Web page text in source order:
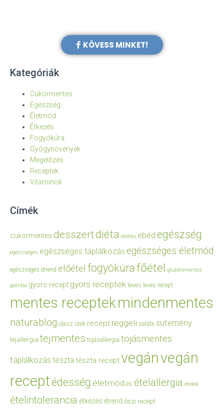
KÖVESS MINKET!
Kategóriák
Cukormentes
Egészség
Életmód
Étkezés
Fogyókúra
Gyógynövények
Megelőzés
Receptek
Vitaminok
Címék
cukormentes desszertdiéta diétás ebéd egészség
egészséges egészséges táplálkozás egészséges életmód
egészséges étrend előétel fogyókúrafőétel gluténmentes
gomba gyors recept gyors receptek leves leves recept
mentes receptekmindenmentes
naturablog olasz ízek recept reggeli saláta sütemény
tejallergia tejmentes tojásallergia tojásmentes
táplálkozás tészta tészta receptvegánvegán
receptédesség életmód és ételallergia ételek
ételintolerancia étkezés étrend őszi recept